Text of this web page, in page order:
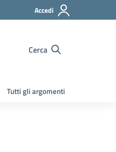
Accedi
Cerca
Tutti gli argomenti